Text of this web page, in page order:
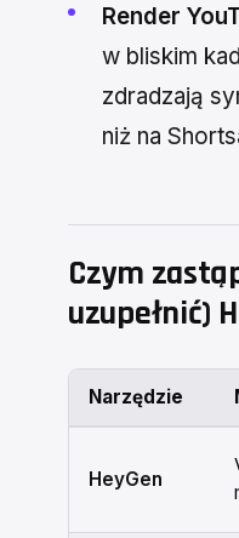
Render
w bliskim
zdradzają
niż na
Czym
uzupełnić)
Narzędzie
HeyGen